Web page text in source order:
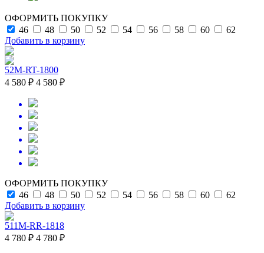
ОФОРМИТЬ ПОКУПКУ
46
48 50 52 54 56 58 60
62
Добавить в корзину
52M-RT-1800
4 580 ₽ 4 580 ₽
ОФОРМИТЬ ПОКУПКУ
46
48 50 52 54 56 58 60
62
Добавить в корзину
511M-RR-1818
4 780 ₽ 4 780 ₽